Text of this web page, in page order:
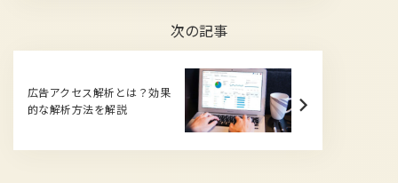
次の記事
広告アクセス解析とは？効果
的な解析方法を解説